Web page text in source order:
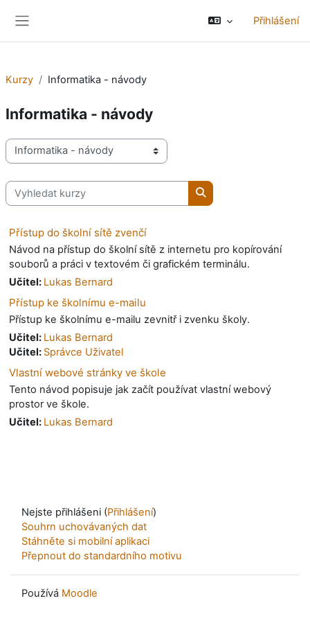
Přihlášení
Kurzy Informatika - návody
Informatika - návody
Kategorie kurzů
Vyhledat kurzy
Vyhledat kurzy
Přístup do školní sítě zvenčí
Návod na přístup do školní sítě z internetu pro kopírování
souborů a práci v textovém či grafickém terminálu.
Učitel: Lukas Bernard
Přístup ke školnímu e-mailu
Přístup ke školnímu e-mailu zevnitř i zvenku školy.
Učitel: Lukas Bernard
Učitel: Správce Uživatel
Vlastní webové stránky ve škole
Tento návod popisuje jak začít používat vlastní webový
prostor ve škole.
Učitel: Lukas Bernard
Nejste přihlášeni (Přihlášení)
Souhrn uchovávaných dat
Stáhněte si mobilní aplikaci
Přepnout do standardního motivu
Používá Moodle